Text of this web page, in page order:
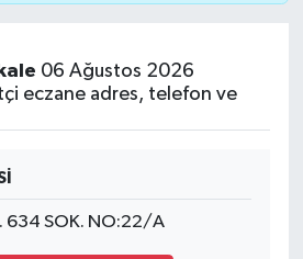
06 Ağustos 2026
eczane adres, telefon ve
634 SOK. NO:22/A